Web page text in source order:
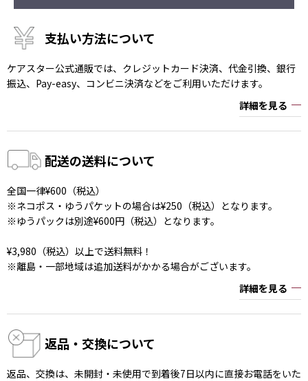
支払い方法について
ケアスター公式通販では、クレジットカード決済、代金引換、銀行
振込、Pay-easy、コンビニ決済などをご利用いただけます。
詳細を見る
配送の送料について
全国一律¥600（税込）
※ネコポス・ゆうパケットの場合は¥250（税込）となります。
※ゆうパックは別途¥600円（税込）となります。
¥3,980（税込）以上で送料無料！
※離島・一部地域は追加送料がかかる場合がございます。
詳細を見る
返品・交換について
返品、交換は、未開封・未使用で到着後7日以内に直接お電話をいた